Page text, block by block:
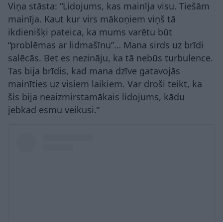
Viņa stāsta: “Lidojums, kas mainīja visu. Tiešām
mainīja. Kaut kur virs mākoņiem viņš tā
ikdienišķi pateica, ka mums varētu būt
“problēmas ar lidmašīnu”… Mana sirds uz brīdi
salēcās. Bet es nezināju, ka tā nebūs turbulence.
Tas bija brīdis, kad mana dzīve gatavojās
mainīties uz visiem laikiem. Var droši teikt, ka
šis bija neaizmirstamākais lidojums, kādu
jebkad esmu veikusi.”